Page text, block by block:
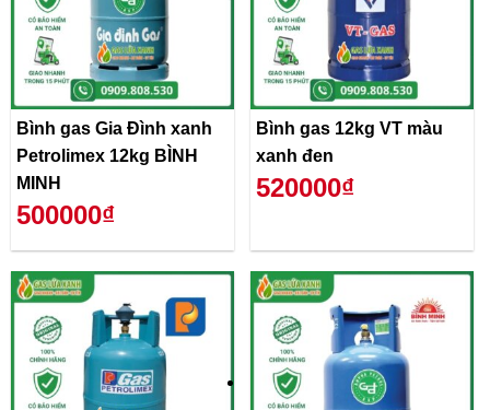
Bình gas Gia Đình xanh
Petrolimex 12kg BÌNH
MINH
500000₫
Bình gas 12kg VT màu
xanh đen
520000₫